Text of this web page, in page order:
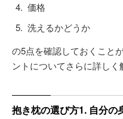
価格
洗えるかどうか
の5点を確認しておくこと
ントについてさらに詳しく
抱き枕の選び方1. 自分の